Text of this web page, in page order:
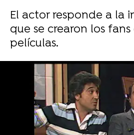
El actor responde a la
que se crearon los fans
películas.
Disfruta de Pajares & CIA
PREMIUM